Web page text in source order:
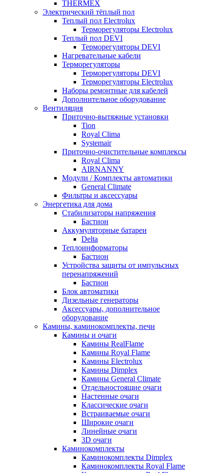
THERMEX
Электрический тёплый пол
Теплый пол Electrolux
Терморегуляторы Electrolux
Теплый пол DEVI
Терморегуляторы DEVI
Нагревательные кабели
Терморегуляторы
Терморегуляторы DEVI
Терморегуляторы Electrolux
Наборы ремонтные для кабелей
Дополнительное оборудование
Вентиляция
Приточно-вытяжные установки
Tion
Royal Clima
Systemair
Приточно-очистительные комплексы
Royal Clima
AIRNANNY
Модули / Комплекты автоматики
General Climate
Фильтры и аксессуары
Энергетика для дома
Стабилизаторы напряжения
Бастион
Аккумуляторные батареи
Delta
Теплоинформаторы
Бастион
Устройства защиты от импульсных
перенапряжений
Бастион
Блок автоматики
Дизельные генераторы
Аксессуары, дополнительное
оборудование
Камины, каминокомплекты, печи
Камины и очаги
Камины RealFlame
Камины Royal Flame
Камины Electrolux
Камины Dimplex
Камины General Climate
Отдельностоящие очаги
Настенные очаги
Классические очаги
Встраиваемые очаги
Широкие очаги
Линейные очаги
3D очаги
Каминокомплекты
Каминокомплекты Dimplex
Каминокомплекты Royal Flame